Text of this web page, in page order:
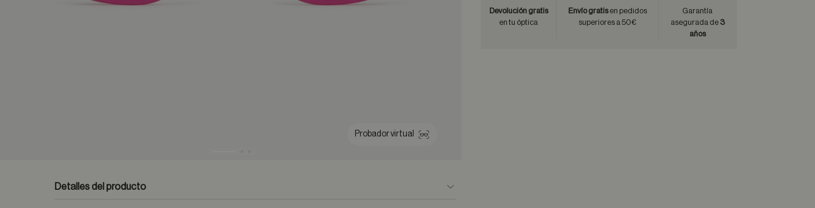
Probador virtual
Detalles del producto
Devolución gratis
en tu óptica
Envío gratisen pedidos
superiores a 50€
Garantía
asegurada de 3
años